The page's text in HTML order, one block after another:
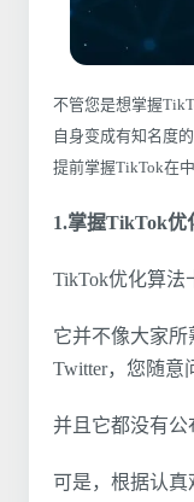
不管您是想掌握
自身变成有知名度
提前掌握TikTok在
1.掌握TikTok优
TikTok优化算法
它并不像大家所
Twitter，您随意
并且它都没有公
可是，根据认